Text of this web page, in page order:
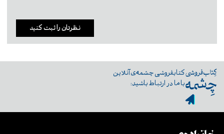
نظرتان را ثبت کنید
کتابفروشی چشمه‌ی آنلاین
با ما در ارتباط باشید: